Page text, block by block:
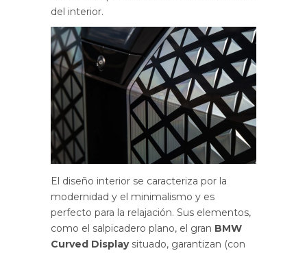
del interior.
El diseño interior se caracteriza por la
modernidad y el minimalismo y es
perfecto para la relajación. Sus elementos,
como el salpicadero plano, el gran BMW
Curved Displaysituado, garantizan (con